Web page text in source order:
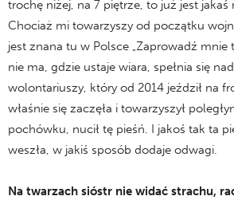
trochę niżej, na 7 piętrze, to już jest jakaś
Chociaż mi towarzyszy od początku
jest znana tu w Polsce „Zaprowadź
nie ma, gdzie ustaje wiara, spełnia się
wolontariuszy, który od 2014 jeździł na
właśnie się zaczęła i towarzyszył
pochówku, nucił tę pieśń. I jakoś tak ta
weszła, w jakiś sposób dodaje odwagi.
Na twarzach sióstr nie widać strachu,